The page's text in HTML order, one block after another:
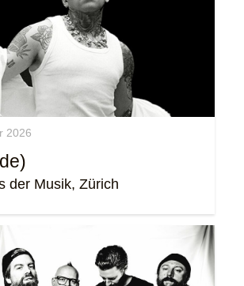
2026
der Musik, Zürich